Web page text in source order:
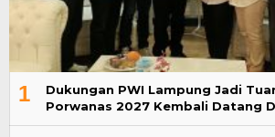
1
Dukungan PWI Lampung Jadi
Porwanas 2027 Kembali Datang